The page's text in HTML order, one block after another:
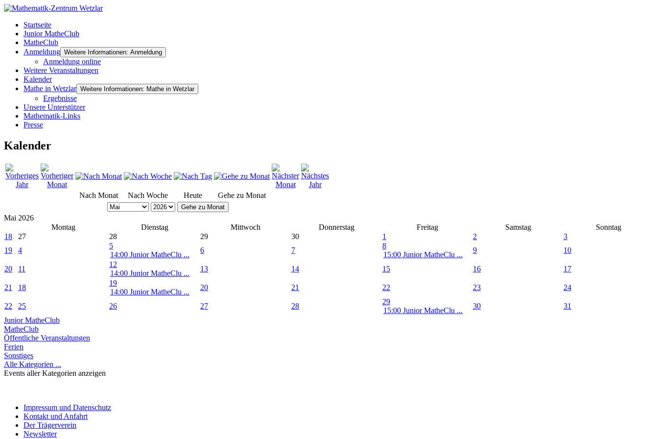
Startseite
Junior MatheClub
MatheClub
Anmeldung Weitere Informationen: Anmeldung
Anmeldung online
Weitere Veranstaltungen
Kalender
Mathe in Wetzlar Weitere Informationen: Mathe in Wetzlar
Ergebnisse
Unsere Unterstützer
Mathematik-Links
Presse
Kalender
Nach Monat Nach Woche Heute Gehe zu Monat
Gehe zu Monat
Mai 2026
Montag
Dienstag Mittwoch Donnerstag Freitag Samstag
Sonntag
18
27 28 29 30 1 2
3
19
4
5
14:00 Junior MatheClu ...
6 7
8
15:00 Junior MatheClu ...
9 10
20 11
12
14:00 Junior MatheClu ...
13 14 15 16 17
21 18
19
14:00 Junior MatheClu ...
20 21 22 23 24
22 25 26 27 28
29
15:00 Junior MatheClu ...
30
31
Junior MatheClub
MatheClub
Öffentliche Veranstaltungen
Ferien
Sonstiges
Alle Kategorien ...
Events aller Kategorien anzeigen
Impressum und Datenschutz
Kontakt und Anfahrt
Der Trägerverein
Newsletter